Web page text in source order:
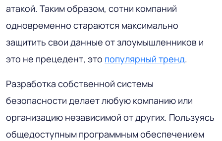
атакой. Таким образом, сотни компаний
одновременно стараются максимально
защитить свои данные от злоумышленников и
это не прецедент, это популярный тренд.
Разработка собственной системы
безопасности делает любую компанию или
организацию независимой от других. Пользуясь
общедоступным программным обеспечением